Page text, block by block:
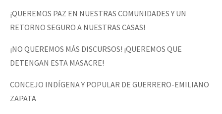
¡QUEREMOS PAZ EN NUESTRAS COMUNIDADES Y UN
RETORNO SEGURO A NUESTRAS CASAS!
¡NO QUEREMOS MÁS DISCURSOS! ¡QUEREMOS QUE
DETENGAN ESTA MASACRE!
CONCEJO INDÍGENA Y POPULAR DE GUERRERO-EMILIANO
ZAPATA